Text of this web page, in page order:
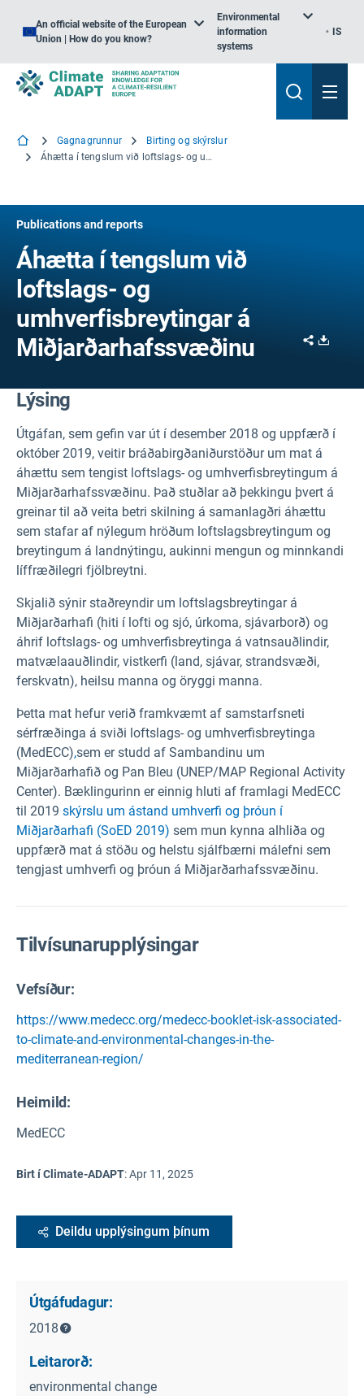
An official website of the European
Union | How do you know?
Environmental
information
systems
IS
Gagnagrunnur
Birting og skýrslur
Áhætta í tengslum við loftslags- og umhverfisbreytingar á Miðjarðarhafssvæðinu
Publications and reports
Áhætta í tengslum við
loftslags- og
umhverfisbreytingar á
Miðjarðarhafssvæðinu
Share
Lýsing
Útgáfan, sem gefin var út í desember 2018 og uppfærð í
október 2019, veitir bráðabirgðaniðurstöður um mat á
áhættu sem tengist loftslags- og umhverfisbreytingum á
Miðjarðarhafssvæðinu. Það stuðlar að þekkingu þvert á
greinar til að veita betri skilning á samanlagðri áhættu
sem stafar af nýlegum hröðum loftslagsbreytingum og
breytingum á landnýtingu, aukinni mengun og minnkandi
líffræðilegri fjölbreytni.
Skjalið sýnir staðreyndir um loftslagsbreytingar á
Miðjarðarhafi (hiti í lofti og sjó, úrkoma, sjávarborð) og
áhrif loftslags- og umhverfisbreytinga á vatnsauðlindir,
matvælaauðlindir, vistkerfi (land, sjávar, strandsvæði,
ferskvatn), heilsu manna og öryggi manna.
Þetta mat hefur verið framkvæmt af samstarfsneti
sérfræðinga á sviði loftslags- og umhverfisbreytinga
(MedECC),sem er studd af Sambandinu um
Miðjarðarhafið og Pan Bleu (UNEP/MAP Regional Activity
Center). Bæklingurinn er einnig hluti af framlagi MedECC
til 2019 skýrslu um ástand umhverfi og þróun í
Miðjarðarhafi (SoED 2019) sem mun kynna alhliða og
uppfærð mat á stöðu og helstu sjálfbærni málefni sem
tengjast umhverfi og þróun á Miðjarðarhafssvæðinu.
Tilvísunarupplýsingar
Vefsíður:
https://www.medecc.org/medecc-booklet-isk-associated-
to-climate-and-environmental-changes-in-the-
mediterranean-region/
Heimild:
MedECC
Birt í Climate-ADAPT:Apr 11, 2025
Deildu upplýsingum þínum
Útgáfudagur:
2018
Leitarorð:
environmental change